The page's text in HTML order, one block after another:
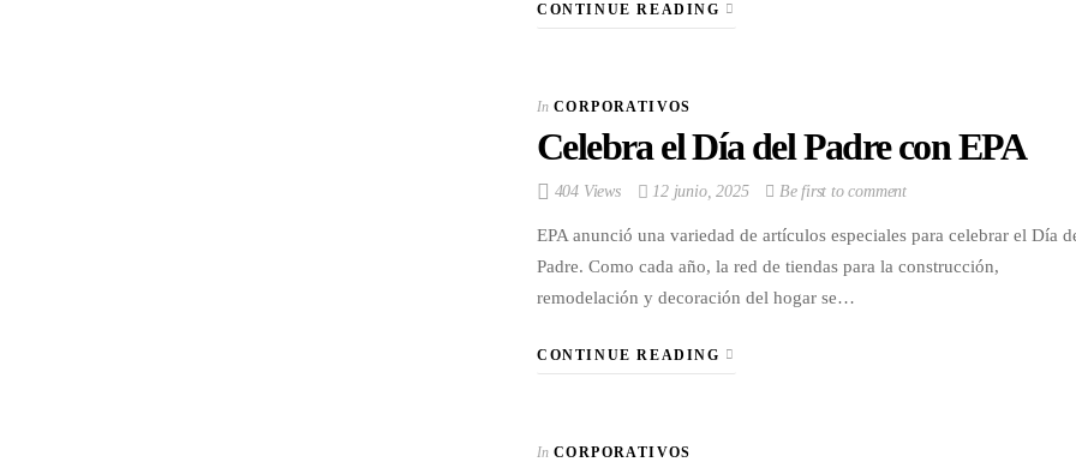
CONTINUE READING
In CORPORATIVOS
Celebra el Día del Padre con EPA
404 Views 12 junio, 2025 Be first to comment
EPA anunció una variedad de artículos especiales para celebrar el Día
Padre. Como cada año, la red de tiendas para la construcción,
remodelación y decoración del hogar se…
CONTINUE READING
In CORPORATIVOS